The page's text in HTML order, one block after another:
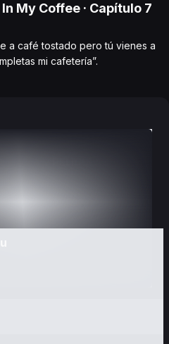
My Coffee · Capítulo 7
a café tostado pero tú vienes a
mi cafetería”.